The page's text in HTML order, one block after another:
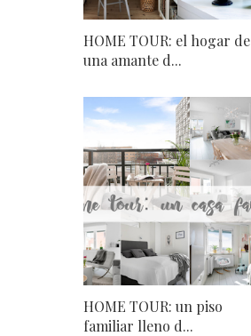
HOME TOUR: el hogar de
una amante d...
HOME TOUR: un piso
familiar lleno d...